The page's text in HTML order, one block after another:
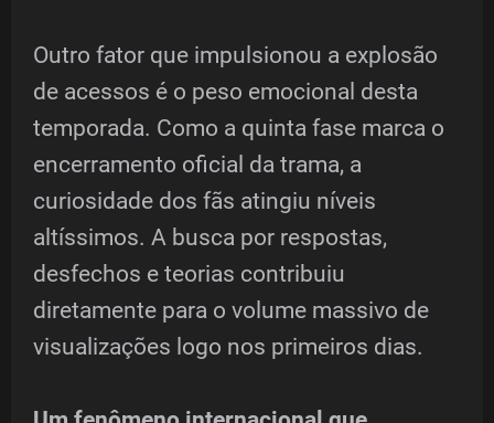
Outro fator que impulsionou a explosão
de acessos é o peso emocional desta
temporada. Como a quinta fase marca o
encerramento oficial da trama, a
curiosidade dos fãs atingiu níveis
altíssimos. A busca por respostas,
desfechos e teorias contribuiu
diretamente para o volume massivo de
visualizações logo nos primeiros dias.